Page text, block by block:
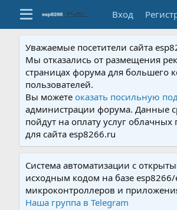
Вход
Уважаемые посетители сайта
Мы отказались от размещения
страницах форума для большего
пользователей.
Вы можетеоказать посильную
администрации форума. Данные
пойдут на оплату услуг облачных
для сайта esp8266.ru
Система автоматизации с
исходным кодом на базе esp8266/
микроконтроллеров и
Наша группа в Telegram